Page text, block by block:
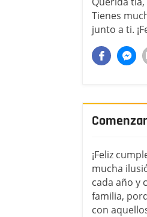
Tienes
junto a ti.
¡Feliz
mucha
cada año y
familia,
con